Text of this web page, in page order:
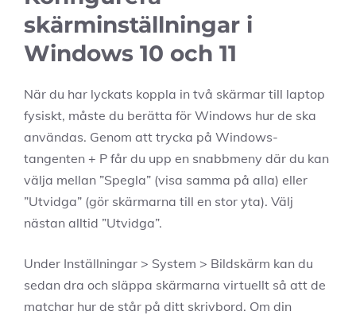
skärminställningar i
Windows 10 och 11
När du har lyckats koppla in två skärmar till laptop
fysiskt, måste du berätta för Windows hur de ska
användas. Genom att trycka på Windows-
tangenten + P får du upp en snabbmeny där du kan
välja mellan ”Spegla” (visa samma på alla) eller
”Utvidga” (gör skärmarna till en stor yta). Välj
nästan alltid ”Utvidga”.
Under Inställningar > System > Bildskärm kan du
sedan dra och släppa skärmarna virtuellt så att de
matchar hur de står på ditt skrivbord. Om din